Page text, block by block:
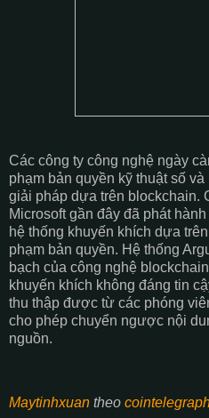
Các công ty công nghệ ngày
phạm bản quyền kỹ thuật số
giải pháp dựa trên blockchain.
Microsoft gần đây đã phát
hệ thống khuyến khích dựa
phạm bản quyền. Hệ thống
bạch của công nghệ
khuyến khích không đáng tin
thu thập được từ các phóng
cho phép chuyển ngược nội
nguồn.
Maytinhxuan theo